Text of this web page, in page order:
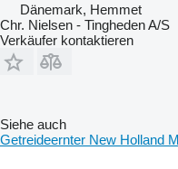
Dänemark, Hemmet
Chr. Nielsen - Tingheden A/S
Verkäufer kontaktieren
Siehe auch
Getreideernter New Holland